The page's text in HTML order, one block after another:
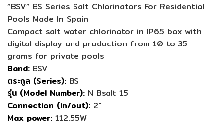
“BSV” BS Series Salt Chlorinators For Residential
Pools Made In Spain
Compact salt water chlorinator in IP65 box with
digital display and production from 10 to 35
grams for private pools
Band: BSV
ตระกูล (Series): BS
รุ่น (Model Number): N Bsalt 15
Connection (in/out): 2″
Max power: 112.55W